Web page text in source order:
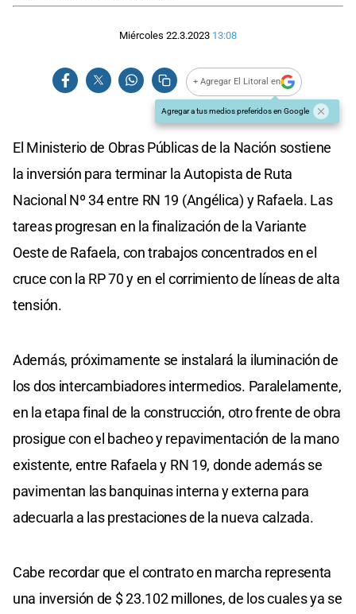
Miércoles 22.3.2023 13:08
+ Agregar El Litoral en
Agregar a tus medios preferidos en Google
El Ministerio de Obras Públicas de la Nación sostiene
la inversión para terminar la Autopista de Ruta
Nacional Nº 34 entre RN 19 (Angélica) y Rafaela. Las
tareas progresan en la finalización de la Variante
Oeste de Rafaela, con trabajos concentrados en el
cruce con la RP 70 y en el corrimiento de líneas de alta
tensión.
Además, próximamente se instalará la iluminación de
los dos intercambiadores intermedios. Paralelamente,
en la etapa final de la construcción, otro frente de obra
prosigue con el bacheo y repavimentación de la mano
existente, entre Rafaela y RN 19, donde además se
pavimentan las banquinas interna y externa para
adecuarla a las prestaciones de la nueva calzada.
Cabe recordar que el contrato en marcha representa
una inversión de $ 23.102 millones, de los cuales ya se